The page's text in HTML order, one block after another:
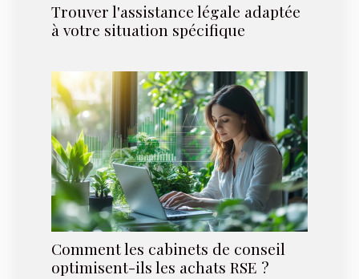
Trouver l'assistance légale adaptée
à votre situation spécifique
Comment les cabinets de conseil
optimisent-ils les achats RSE ?